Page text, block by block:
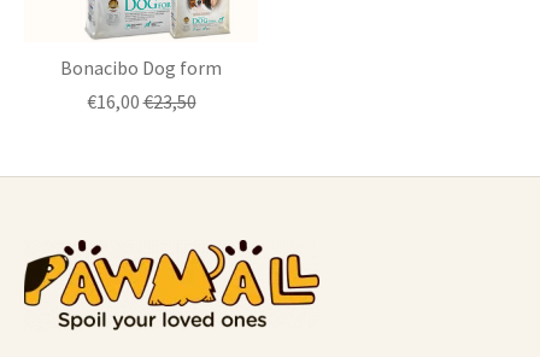
Bonacibo Dog form
€16,00€23,50